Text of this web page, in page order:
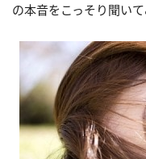
の本音をこっそり聞いて